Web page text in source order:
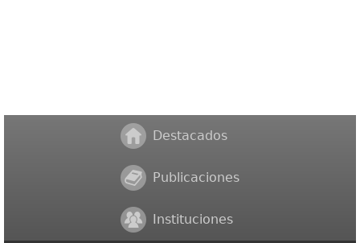
Destacados
Publicaciones
Instituciones